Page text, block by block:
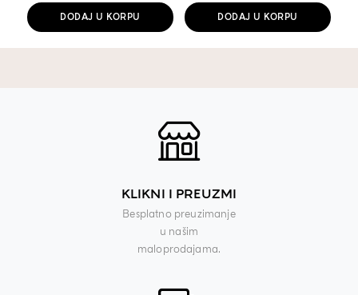
DODAJ U KORPU DODAJ U KORPU
KLIKNI I PREUZMI
Besplatno preuzimanje
u našim
maloprodajama.